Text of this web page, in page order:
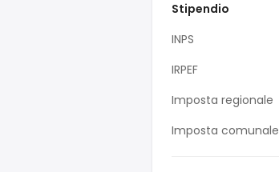
Stipendio
INPS
IRPEF
Imposta regionale
Imposta comunale